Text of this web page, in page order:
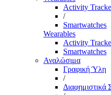
Activity
/
Smartwatches
Wearables
Activity
Smartwatches
Αναλώσιμα
Γραφική Ύλη
/
Διαφημιστικά